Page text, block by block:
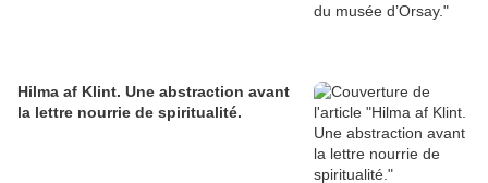
Hilma af Klint. Une abstraction avant
la lettre nourrie de spiritualité.